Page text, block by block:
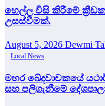
හෙල්ල විසි කිරීමේ
උසස්වීමක්.
August 5, 2026 Dewmi
Local News
මහර ඛේදවාචකයේ
සහ පලිගැනීමේ